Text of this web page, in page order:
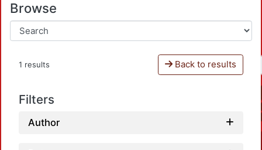
Browse
1 results Back to results
Filters
Author